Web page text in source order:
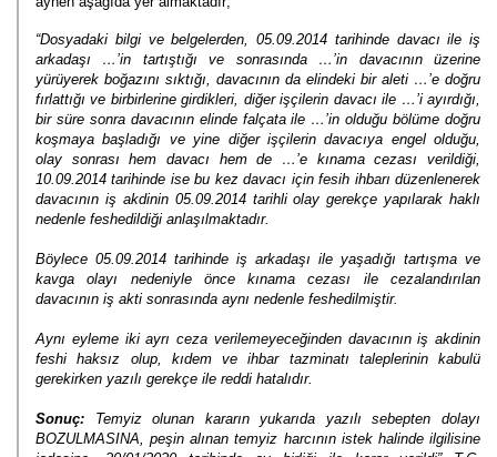
“Dosyadaki bilgi ve belgelerden, 05.09.2014 tarihinde davacı ile iş
arkadaşı …’in tartıştığı ve sonrasında …’in davacının üzerine
yürüyerek boğazını sıktığı, davacının da elindeki bir aleti …’e doğru
fırlattığı ve birbirlerine girdikleri, diğer işçilerin davacı ile …’i ayırdığı,
bir süre sonra davacının elinde falçata ile …’in olduğu bölüme doğru
koşmaya başladığı ve yine diğer işçilerin davacıya engel olduğu,
olay sonrası hem davacı hem de …’e kınama cezası verildiği,
10.09.2014 tarihinde ise bu kez davacı için fesih ihbarı düzenlenerek
davacının iş akdinin 05.09.2014 tarihli olay gerekçe yapılarak haklı
nedenle feshedildiği anlaşılmaktadır.
Böylece 05.09.2014 tarihinde iş arkadaşı ile yaşadığı tartışma ve
kavga olayı nedeniyle önce kınama cezası ile cezalandırılan
davacının iş akti sonrasında aynı nedenle feshedilmiştir.
Aynı eyleme iki ayrı ceza verilemeyeceğinden davacının iş akdinin
feshi haksız olup, kıdem ve ihbar tazminatı taleplerinin kabulü
gerekirken yazılı gerekçe ile reddi hatalıdır.
Sonuç: Temyiz olunan kararın yukarıda yazılı sebepten dolayı
BOZULMASINA, peşin alınan temyiz harcının istek halinde ilgilisine